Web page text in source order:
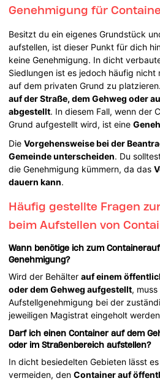
Genehmigung für
Besitzt du ein eigenes Grundstück
aufstellen, ist dieser Punkt für dich
keine Genehmigung. In dicht
Siedlungen ist es jedoch häufig nicht
auf dem privaten Grund zu
auf der Straße, dem Gehweg oder
abgestellt. In diesem Fall, wenn der
Grund aufgestellt wird, ist eine
DieVorgehensweise bei der
Gemeinde unterscheiden. Du
die Genehmigung kümmern, da das
dauern kann.
Häufig gestellte Fragen
beim Aufstellen von
Wann benötige ich zum
Genehmigung?
Wird der Behälterauf einem
oder dem Gehweg aufgestellt, muss
Aufstellgenehmigung bei der
jeweiligen Magistrat eingeholt
Darf ich einen Container auf dem
oder im Straßenbereich aufstellen?
In dicht besiedelten Gebieten lässt
vermeiden, denContainer auf